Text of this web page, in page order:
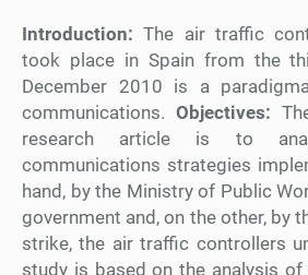
Introduction: The air traffic
took place in Spain from the
December 2010 is a
communications. Objectives:
research article is to
communications strategies
hand, by the Ministry of Public
government and, on the other, by
strike, the air traffic controllers
study is based on the analysis